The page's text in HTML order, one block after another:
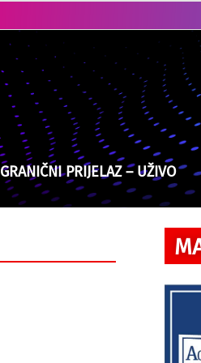
GRANIČNI PRIJELAZ – UŽIVO